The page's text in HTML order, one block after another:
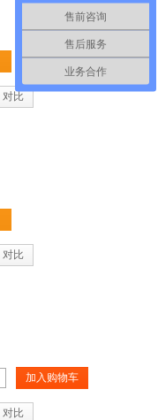
对比
对比
加入购物车
对比
售前咨询
售后服务
业务合作